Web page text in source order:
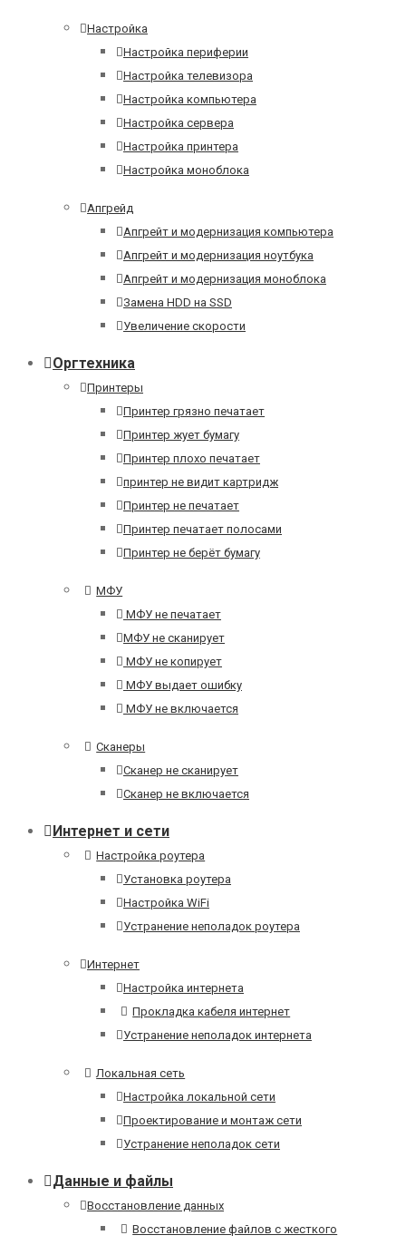
Настройка
Настройка периферии
Настройка телевизора
Настройка компьютера
Настройка сервера
Настройка принтера
Настройка моноблока
Апгрейд
Апгрейт и модернизация компьютера
Апгрейт и модернизация ноутбука
Апгрейт и модернизация моноблока
Замена HDD на SSD
Увеличение скорости
Оргтехника
Принтеры
Принтер грязно печатает
Принтер жует бумагу
Принтер плохо печатает
принтер не видит картридж
Принтер не печатает
Принтер печатает полосами
Принтер не берёт бумагу
МФУ
МФУ не печатает
МФУ не сканирует
МФУ не копирует
МФУ выдает ошибку
МФУ не включается
Сканеры
Сканер не сканирует
Сканер не включается
Интернет и сети
Настройка роутера
Установка роутера
Настройка WiFi
Устранение неполадок роутера
Интернет
Настройка интернета
Прокладка кабеля интернет
Устранение неполадок интернета
Локальная сеть
Настройка локальной сети
Проектирование и монтаж сети
Устранение неполадок сети
Данные и файлы
Восстановление данных
Восстановление файлов с жесткого